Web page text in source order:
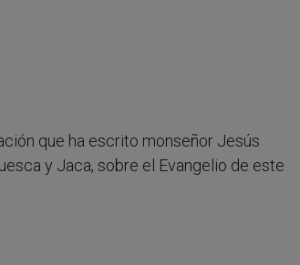
que ha escrito monseñor Jesús
y Jaca, sobre el Evangelio de este